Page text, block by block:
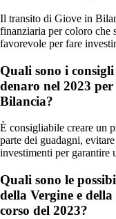
Il transito di Giove in
finanziaria per coloro che
favorevole per fare
Quali sono i
denaro nel 2023
Bilancia?
È consigliabile creare un
parte dei guadagni,
investimenti per garantire
Quali sono le
della Vergine e
corso del 2023?